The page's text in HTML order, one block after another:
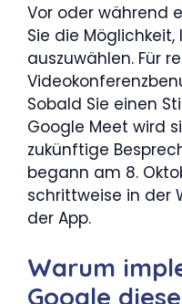
Vor oder während
Sie die
auszuwählen. Für
Sobald Sie einen
Google Meet wird
zukünftige
begann am 8.
schrittweise in der
der App.
Warum
Google